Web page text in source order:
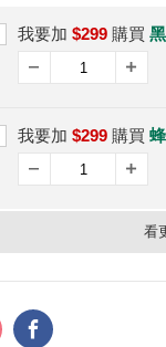
我要加 $299 購買
我要加 $299 購買
看